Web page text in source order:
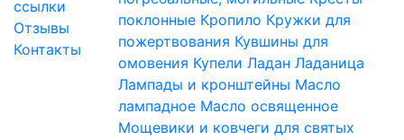
ссылки
Отзывы
Контакты
поклонные Кропило Кружки для
пожертвования Кувшины для
омовения Купели Ладан Ладаница
Лампады и кронштейны Масло
лампадное Масло освященное
Мощевики и ковчеги для святых